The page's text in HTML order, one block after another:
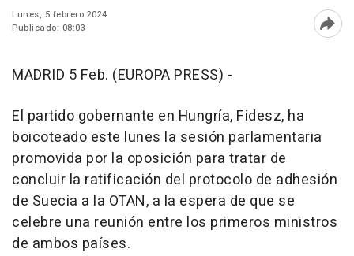
Lunes, 5 febrero 2024
Publicado: 08:03
MADRID 5 Feb. (EUROPA PRESS) -
El partido gobernante en Hungría, Fidesz, ha
boicoteado este lunes la sesión parlamentaria
promovida por la oposición para tratar de
concluir la ratificación del protocolo de adhesión
de Suecia a la OTAN, a la espera de que se
celebre una reunión entre los primeros ministros
de ambos países.